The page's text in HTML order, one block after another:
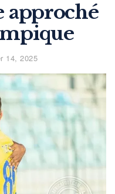
approché
14, 2025